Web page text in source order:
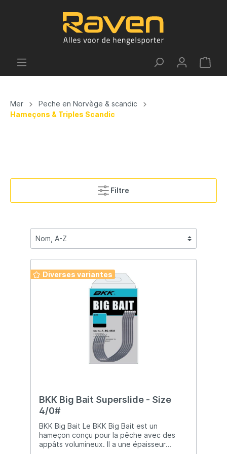
Mer
Peche en Norvège & scandic
Hameçons & Triples Scandic
Filtre
Diverses variantes
BKK Big Bait Superslide - Size
4/0#
BKK Big Bait Le BKK Big Bait est un
hameçon conçu pour la pêche avec des
appâts volumineux. Il a une épaisseur